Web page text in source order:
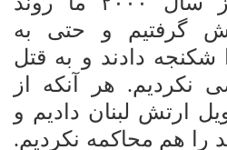
گرفتیم و حتی به
شکنجه دادند و به قتل
نکردیم. هر آنکه از
ارتش لبنان دادیم و
را هم محاکمه نکردیم.